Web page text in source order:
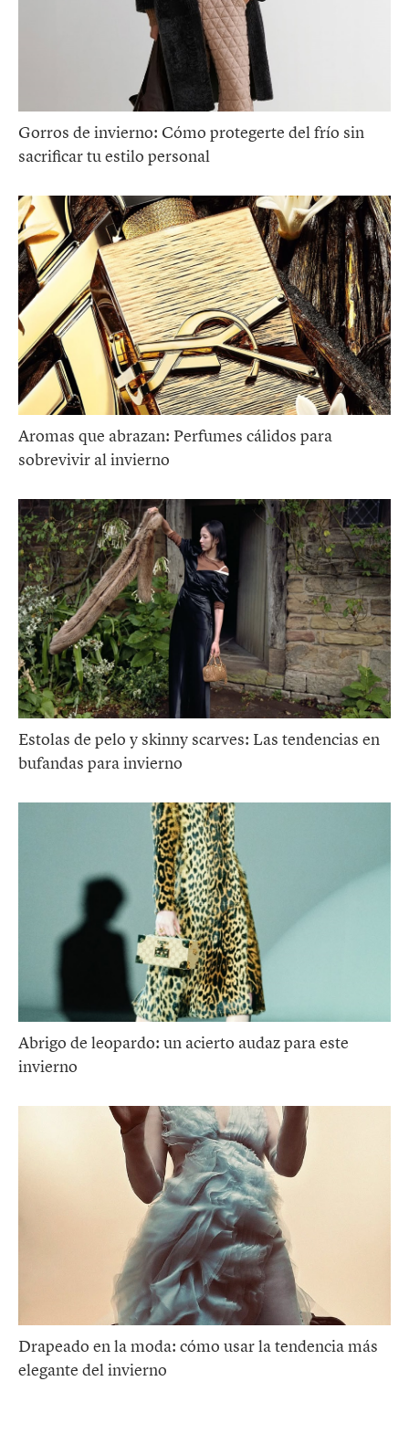
Gorros de invierno: Cómo protegerte del frío sin
sacrificar tu estilo personal
Aromas que abrazan: Perfumes cálidos para
sobrevivir al invierno
Estolas de pelo y skinny scarves: Las tendencias en
bufandas para invierno
Abrigo de leopardo: un acierto audaz para este
invierno
Drapeado en la moda: cómo usar la tendencia más
elegante del invierno